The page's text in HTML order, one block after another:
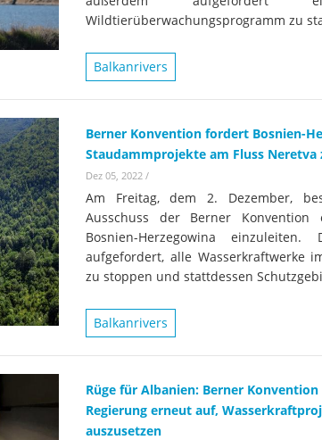
Wissenschaftler:innen legen
die Grundlage für Europas
nächsten Wildfluss-
Nationalpark
Studien
Aktuell
Wildtierüberwachungsprogramm zu
Balkanrivers
Berner Konvention fordert Bosnien-
Staudammprojekte am Fluss Neretva
Dez 05, 2022 /
Am Freitag, dem 2. Dezember,
Ausschuss der Berner Konvention
Bosnien-Herzegowina
aufgefordert, alle Wasserkraftwerke
zu stoppen und stattdessen
Balkanrivers
Rüge für Albanien: Berner
Regierung erneut auf,
auszusetzen